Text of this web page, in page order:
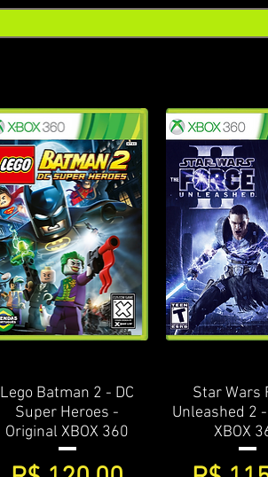
Visualização rápida
Lego Batman 2 - DC
Super Heroes -
Original XBOX 360
Visualização
Star Wars
Unleashed 2
XBOX